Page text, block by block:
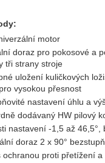
motor
doraz pro pokosové a
tři strany stroje
uložení kuličkových
vysokou přesnost
nastavení úhlu a
dodávaný HW pilový
nastavení -1,5 až 46,5°,
doraz 2 x 90°
ochranou proti přetížení